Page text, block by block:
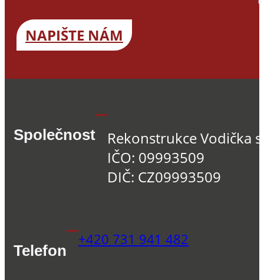
NAPIŠTE NÁM
Společnost
Rekonstrukce Vodička
IČO: 09993509
DIČ: CZ09993509
Telefon
+420 731 941 482